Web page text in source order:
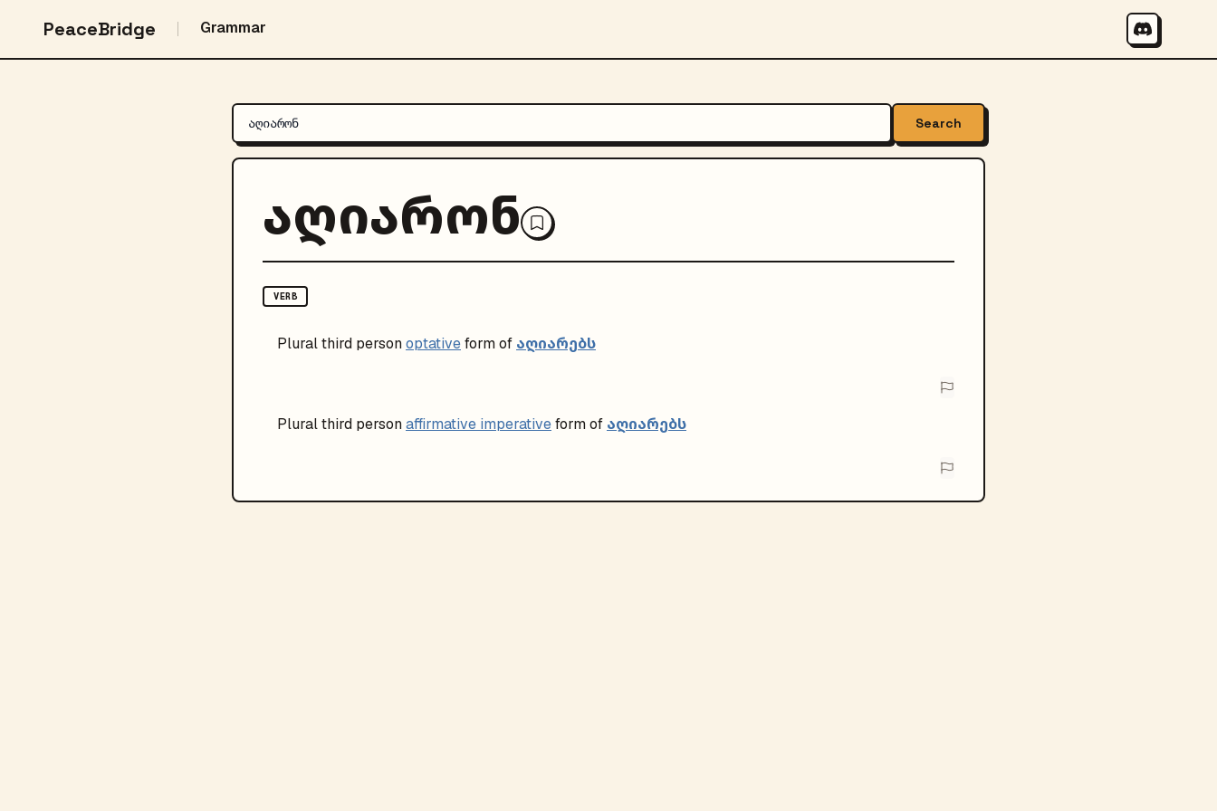
PeaceBridge Grammar
Search
აღიარონ
VERB
Pluralthird personoptativeform of აღიარებს
Pluralthird personaffirmative imperativeform of აღიარებს